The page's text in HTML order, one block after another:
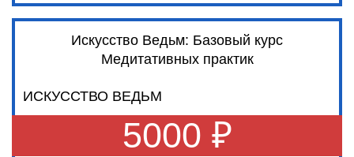
Искусство Ведьм: Базовый курс
Медитативных практик
ИСКУССТВО ВЕДЬМ
5000 ₽